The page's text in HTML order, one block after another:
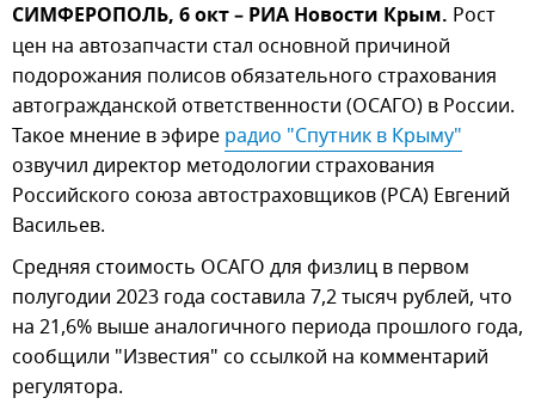
СИМФЕРОПОЛЬ, 6 окт – РИА Новости Крым. Рост
цен на автозапчасти стал основной причиной
подорожания полисов обязательного страхования
автогражданской ответственности (ОСАГО) в России.
Такое мнение в эфире радио "Спутник в Крыму"
озвучил директор методологии страхования
Российского союза автостраховщиков (РСА) Евгений
Васильев.
Средняя стоимость ОСАГО для физлиц в первом
полугодии 2023 года составила 7,2 тысяч рублей, что
на 21,6% выше аналогичного периода прошлого года,
сообщили "Известия" со ссылкой на комментарий
регулятора.